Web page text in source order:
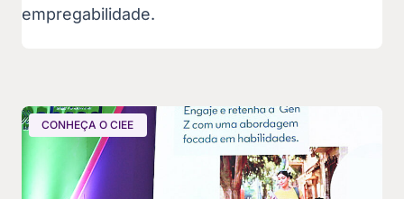
empregabilidade.
CONHEÇA O CIEE